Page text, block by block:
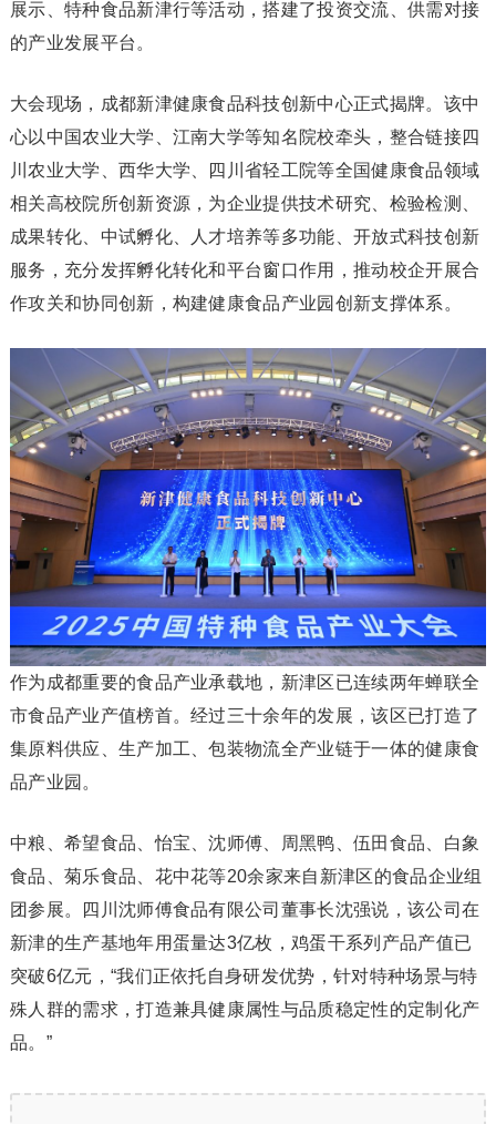
展示、特种食品新津行等活动，搭建了投资交流、供需对接
的产业发展平台。
大会现场，成都新津健康食品科技创新中心正式揭牌。该中
心以中国农业大学、江南大学等知名院校牵头，整合链接四
川农业大学、西华大学、四川省轻工院等全国健康食品领域
相关高校院所创新资源，为企业提供技术研究、检验检测、
成果转化、中试孵化、人才培养等多功能、开放式科技创新
服务，充分发挥孵化转化和平台窗口作用，推动校企开展合
作攻关和协同创新，构建健康食品产业园创新支撑体系。
作为成都重要的食品产业承载地，新津区已连续两年蝉联全
市食品产业产值榜首。经过三十余年的发展，该区已打造了
集原料供应、生产加工、包装物流全产业链于一体的健康食
品产业园。
中粮、希望食品、怡宝、沈师傅、周黑鸭、伍田食品、白象
食品、菊乐食品、花中花等20余家来自新津区的食品企业组
团参展。四川沈师傅食品有限公司董事长沈强说，该公司在
新津的生产基地年用蛋量达3亿枚，鸡蛋干系列产品产值已
突破6亿元，“我们正依托自身研发优势，针对特种场景与特
殊人群的需求，打造兼具健康属性与品质稳定性的定制化产
品。”